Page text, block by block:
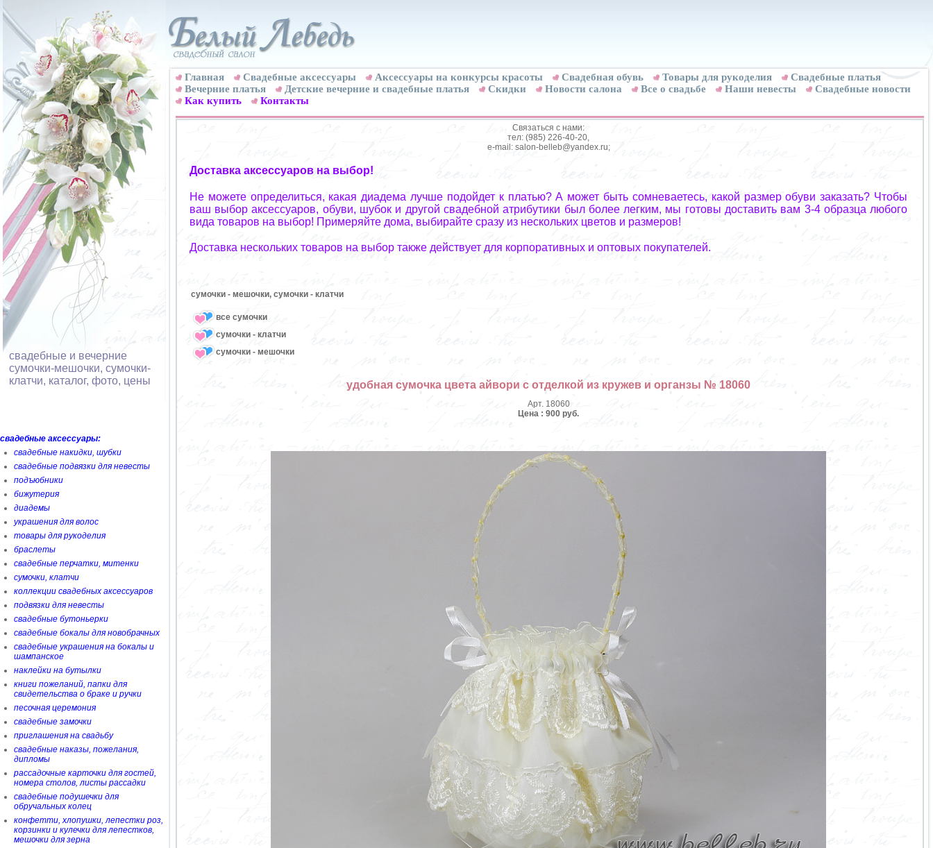
свадебные и вечерние
сумочки-мешочки, сумочки-
клатчи, каталог, фото, цены
свадебные аксессуары:
свадебные накидки, шубки
свадебные подвязки для невесты
подъюбники
бижутерия
диадемы
украшения для волос
товары для рукоделия
браслеты
свадебные перчатки, митенки
сумочки, клатчи
коллекции свадебных аксессуаров
подвязки для невесты
свадебные бутоньерки
свадебные бокалы для новобрачных
свадебные украшения на бокалы и
шампанское
наклейки на бутылки
книги пожеланий, папки для
свидетельства о браке и ручки
песочная церемония
свадебные замочки
приглашения на свадьбу
свадебные наказы, пожелания,
дипломы
рассадочные карточки для гостей,
номера столов, листы рассадки
свадебные подушечки для
обручальных колец
конфетти, хлопушки, лепестки роз,
корзинки и кулечки для лепестков,
мешочки для зерна
Главная Свадебные аксессуары Аксессуары на конкурсы красоты Свадебная обувь Товары для рукоделия
Cвадебные платья
Вечерние платья
Детские вечерние и свадебные платья Скидки Новости салона Все о свадьбе Наши невесты
Свадебные новости
Как купить
Контакты
Связаться с нами:
тел: (985) 226-40-20,
e-mail: salon-belleb@yandex.ru;
Доставка аксессуаров на выбор!
Не можете определиться, какая диадема лучше подойдет к платью? А может быть сомневаетесь, какой размер обуви заказать? Чтобы
ваш выбор аксессуаров, обуви, шубок и другой свадебной атрибутики был более легким, мы готовы доставить вам 3-4 образца любого
вида товаров на выбор! Примеряйте дома, выбирайте сразу из нескольких цветов и размеров!
Доставка нескольких товаров на выбор также действует для корпоративных и оптовых покупателей.
сумочки - мешочки, сумочки - клатчи
все сумочки
сумочки - клатчи
сумочки - мешочки
удобная сумочка цвета айвори с отделкой из кружев и органзы № 18060
Арт. 18060
Цена : 900 руб.